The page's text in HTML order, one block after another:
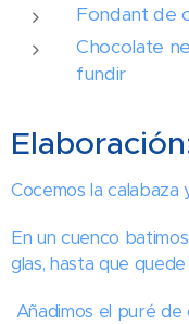
Fondant de
Chocolate
fundir
Cocemos la calabaza
En un cuenco
glas, hasta que
Añadimos el puré de